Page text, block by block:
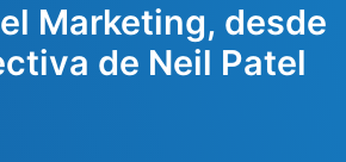
Marketing, desde
de Neil Patel